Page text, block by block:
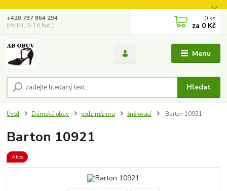
Menu
Hledat
+420 737 864 294
(Po-Pá, 9-16 hod.)
0 ks
za 0 Kč
Úvod Dámská obuv podzim/zima šněrovací Barton 10921
Barton 10921
Akce